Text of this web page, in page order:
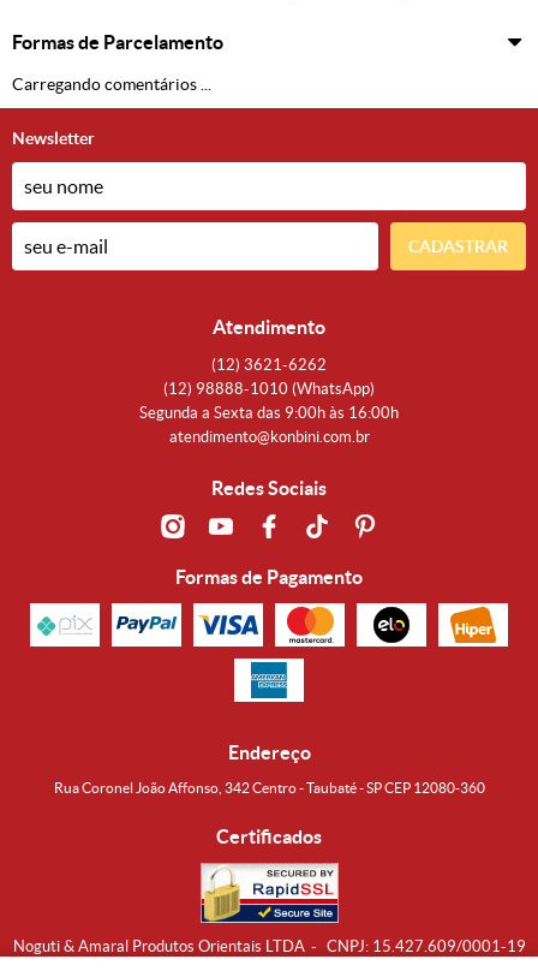
Formas de Parcelamento
Carregando comentários ...
Newsletter
CADASTRAR
Atendimento
(12) 3621-6262
(12) 98888-1010 (WhatsApp)
Segunda a Sexta das 9:00h às 16:00h
atendimento@konbini.com.br
Redes Sociais
Formas de Pagamento
Endereço
Rua Coronel João Affonso, 342 Centro - Taubaté - SP CEP 12080-360
Certificados
Noguti & Amaral Produtos Orientais LTDA CNPJ: 15.427.609/0001-19